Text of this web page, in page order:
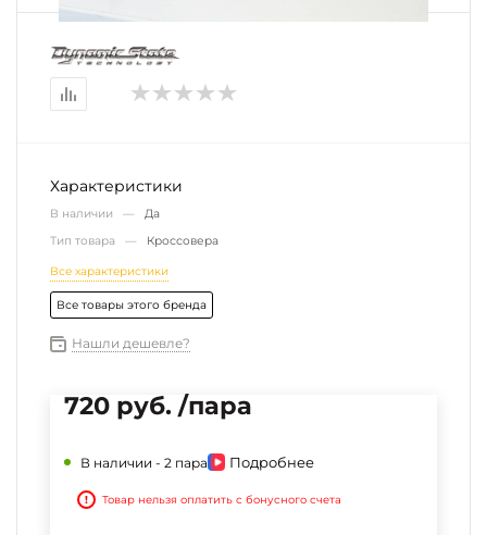
Характеристики
В наличии — Да
Тип товара — Кроссовера
Все характеристики
Все товары этого бренда
Нашли дешевле?
720 руб. /пара
В наличии - 2 пара Подробнее
! Товар нельзя оплатить с бонусного счета